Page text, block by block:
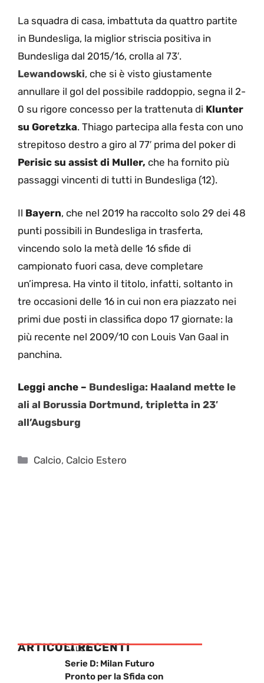
La squadra di casa, imbattuta da quattro partite
in Bundesliga, la miglior striscia positiva in
Bundesliga dal 2015/16, crolla al 73′.
Lewandowski, che si è visto giustamente
annullare il gol del possibile raddoppio, segna il 2-
0 su rigore concesso per la trattenuta di Klunter
su Goretzka. Thiago partecipa alla festa con uno
strepitoso destro a giro al 77′ prima del poker di
Perisic su assist di Muller, che ha fornito più
passaggi vincenti di tutti in Bundesliga (12).
Il Bayern, che nel 2019 ha raccolto solo 29 dei 48
punti possibili in Bundesliga in trasferta,
vincendo solo la metà delle 16 sfide di
campionato fuori casa, deve completare
un’impresa. Ha vinto il titolo, infatti, soltanto in
tre occasioni delle 16 in cui non era piazzato nei
primi due posti in classifica dopo 17 giornate: la
più recente nel 2009/10 con Louis Van Gaal in
panchina.
Leggi anche – Bundesliga: Haaland mette le
ali al Borussia Dortmund, tripletta in 23′
all’Augsburg
Categorie
Calcio, Calcio Estero
ARTICOLI RECENTI
CALCIO
Serie D: Milan Futuro
Pronto per la Sfida con